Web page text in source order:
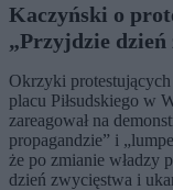
Kaczyński o
„Przyjdzie
Okrzyki
placu Piłsudskiego w
zareagował na
propagandzie” i
że po zmianie władzy
dzień zwycięstwa i